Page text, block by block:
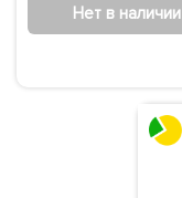
Нет в наличии